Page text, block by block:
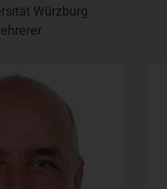
Würzburg